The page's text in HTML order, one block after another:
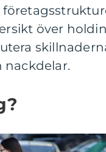
över
nackdelar.